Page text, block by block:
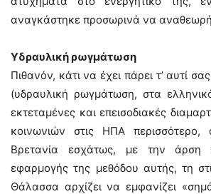
αναγκάστηκε προσωρινά να
Υδραυλική ρωγμάτωση
Πιθανόν, κάτι να έχει πάρει τ’ αυτί
(υδραυλική ρωγμάτωση, στα
εκτεταμένες και επεισοδιακές
κοινωνιών στις ΗΠΑ
Βρετανία εσχάτως, με την άρση
εφαρμογής της μεθόδου αυτής, τη
Θάλασσα αρχίζει να εμφανίζει